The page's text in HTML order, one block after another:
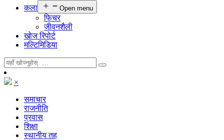
कला
Open menu
फिचर
जीवनशैली
खोज रिपोर्ट
मल्टिमिडिया
×
समाचार
राजनीति
प्रवास
शिक्षा
स्थानीय तह